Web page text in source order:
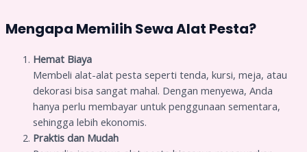
Mengapa Memilih Sewa Alat Pesta?
Hemat Biaya
Membeli alat-alat pesta seperti tenda, kursi, meja, atau
dekorasi bisa sangat mahal. Dengan menyewa, Anda
hanya perlu membayar untuk penggunaan sementara,
sehingga lebih ekonomis.
Praktis dan Mudah